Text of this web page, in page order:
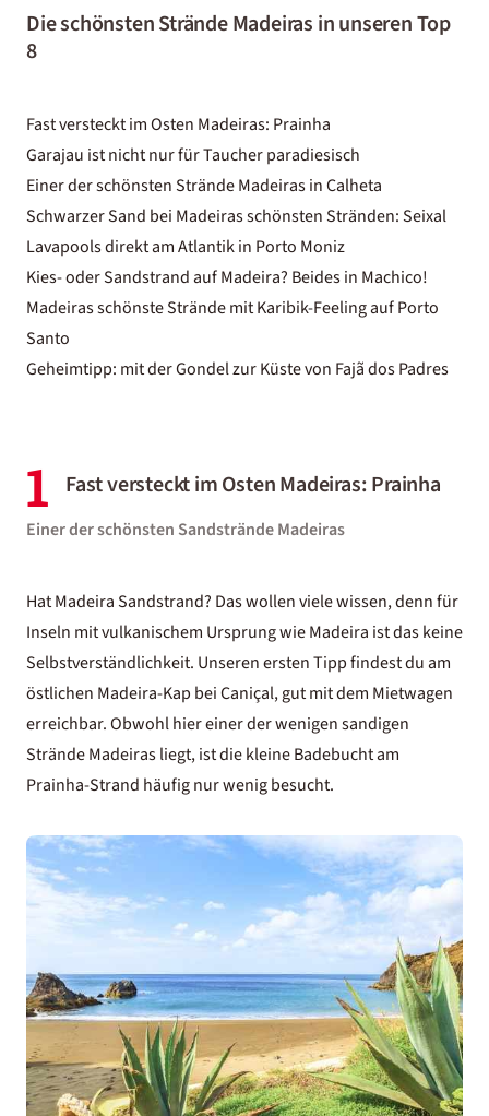
Die schönsten Strände Madeiras in unseren Top
8
Fast versteckt im Osten Madeiras: Prainha
Garajau ist nicht nur für Taucher paradiesisch
Einer der schönsten Strände Madeiras in Calheta
Schwarzer Sand bei Madeiras schönsten Stränden: Seixal
Lavapools direkt am Atlantik in Porto Moniz
Kies- oder Sandstrand auf Madeira? Beides in Machico!
Madeiras schönste Strände mit Karibik-Feeling auf Porto
Santo
Geheimtipp: mit der Gondel zur Küste von Fajã dos Padres
1 Fast versteckt im Osten Madeiras: Prainha
Einer der schönsten Sandstrände Madeiras
Hat Madeira Sandstrand? Das wollen viele wissen, denn für
Inseln mit vulkanischem Ursprung wie Madeira ist das keine
Selbstverständlichkeit. Unseren ersten Tipp findest du am
östlichen Madeira-Kap bei Caniçal, gut mit dem Mietwagen
erreichbar. Obwohl hier einer der wenigen sandigen
Strände Madeiras liegt, ist die kleine Badebucht am
Prainha-Strand häufig nur wenig besucht.